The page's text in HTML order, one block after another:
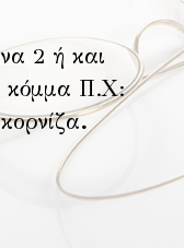
2 ή και
κόμμα Π.Χ:
.